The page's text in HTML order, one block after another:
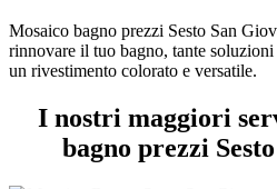
Mosaico bagno prezzi Sesto San
rinnovare il tuo bagno, tante
un rivestimento colorato e versatile.
I nostri maggiori
bagno prezzi